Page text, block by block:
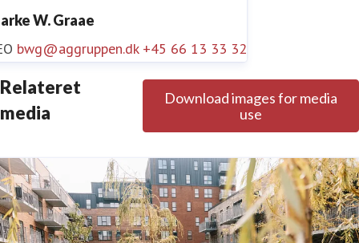
W. Graae
bwg@aggruppen.dk +45 66 13 33 32
Relateret
media
Download images for media
use